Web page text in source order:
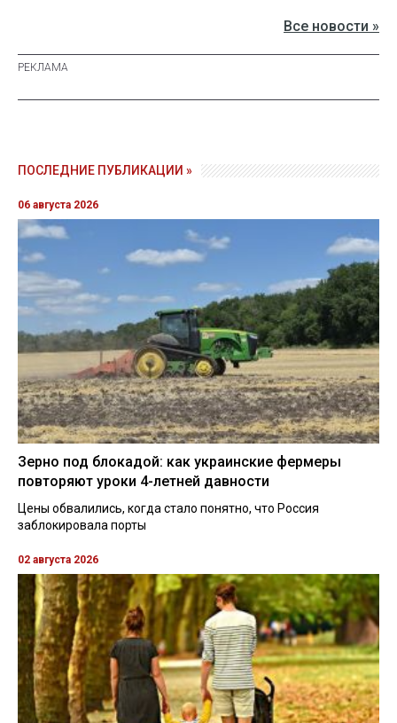
Все новости »
ПОСЛЕДНИЕ ПУБЛИКАЦИИ »
06 августа 2026
Зерно под блокадой: как украинские фермеры
повторяют уроки 4-летней давности
Цены обвалились, когда стало понятно, что Россия
заблокировала порты
02 августа 2026